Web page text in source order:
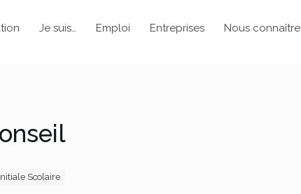
Je suis… Emploi Entreprises Nous connaître
Scolaire